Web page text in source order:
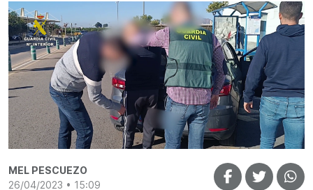
MEL PESCUEZO
26/04/2023 • 15:09